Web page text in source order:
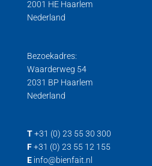
Trek/druk kracht
Load cell voor trek- en
2001 HE Haarlem
Nederland
Bezoekadres:
Waarderweg 54
2031 BP Haarlem
Nederland
T +31 (0) 23 55 30 300
F +31 (0) 23 55 12 155
E info@bienfait.nl